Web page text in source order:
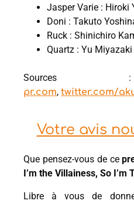
Jasper Varie : Hiroki
Doni : Takuto
Ruck : Shinichiro
Quartz : Yu Miyazaki
pr.com, twitter.com/
Votre avis
Que pensez-vous de ce
I’m the Villainess, So
Libre à vous de